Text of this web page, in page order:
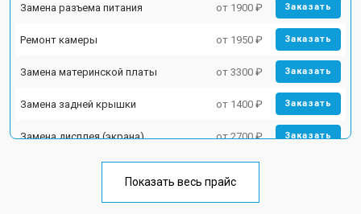
Замена разъема питания от 1900 ₽ Заказать
Ремонт камеры от 1950 ₽ Заказать
Замена материнской платы от 3300 ₽ Заказать
Замена задней крышки от 1400 ₽ Заказать
Замена дисплея (экрана) от 2700 ₽ Заказать
Замена кнопки включения от 1750 ₽
Показать весь прайс